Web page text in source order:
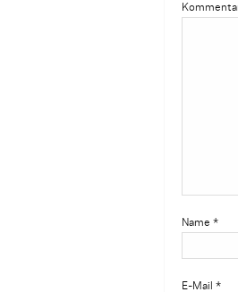
Name *
E-Mail *